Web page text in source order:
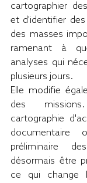
cartographier
et d'identifier
des masses
ramenant à
analyses qui
plusieurs jours.
Elle modifie
des
cartographie
documentaire
préliminaire
désormais être
ce qui change